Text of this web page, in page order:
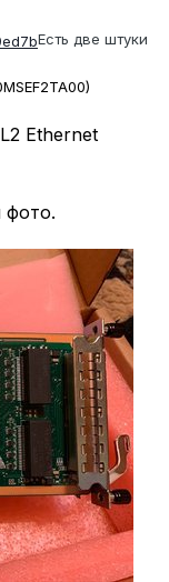
Есть две штуки
Ethernet
фото.